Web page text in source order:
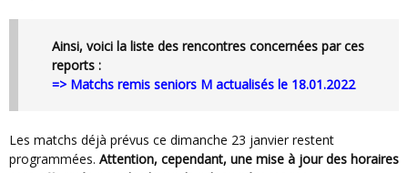
Ainsi, voici la liste des rencontres concernées par ces
reports :
=> Matchs remis seniors M actualisés le 18.01.2022
Les matchs déjà prévus ce dimanche 23 janvier restent
programmées. Attention, cependant, une mise à jour des horaires